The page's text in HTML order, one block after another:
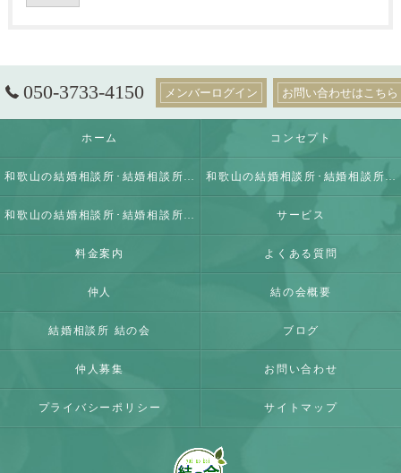
050-3733-4150 メンバーログイン お問い合わせはこちら
ホーム コンセプト
和歌山の結婚相談所･結婚相談所 結の会の口コミ情報 和歌山の結婚相談所･結婚相談所 結の会の評判
和歌山の結婚相談所･結婚相談所 結の会のお客様の声 サービス
料金案内 よくある質問
仲人 結の会概要
結婚相談所 結の会 ブログ
仲人募集 お問い合わせ
プライバシーポリシー サイトマップ